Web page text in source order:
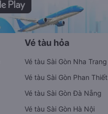
Vé tàu hỏa
Vé tàu Sài Gòn Nha Trang
Vé tàu Sài Gòn Phan Thiết
Vé tàu Sài Gòn Đà Nẵng
Vé tàu Sài Gòn Hà Nội